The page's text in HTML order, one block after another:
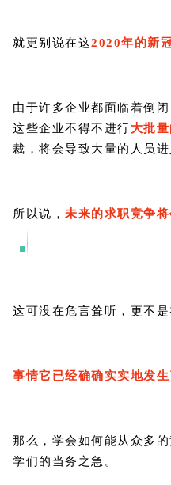
就更别说在这2020年的新
由于许多企业都面临着倒
这些企业不得不进行大批
裁，将会导致大量的人员进
所以说， 未来的求职竞争将
这可没在危言耸听，更不是
事情它已经确确实实地发生
那么，学会如何能从众多
学们的当务之急。